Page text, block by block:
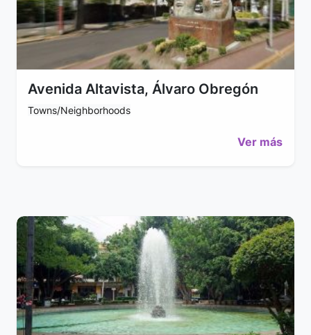
Avenida Altavista, Álvaro Obregón
Towns/Neighborhoods
Ver más